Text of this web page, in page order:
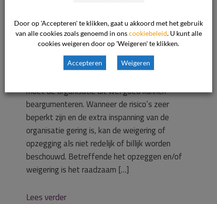
blijkt te hebben?
Als de kinderopvangorganisatie een kind met
moet de organisatie dit wel goed kunnen
beargumenteren. Wanneer de risico’s zeer
beperkt zijn en de extra inspanning van de
organisatie gering is, kan de weigering of
opzegging als niet redelijk of billijk worden
beschouwd. Betreffende het opzeggen en/of
weigering is het raadzaam […]
Lees verder
Door op 'Accepteren' te klikken, gaat u akkoord met het gebruik
van alle cookies zoals genoemd in onscookiebeleid . U kunt alle
cookies weigeren door op 'Weigeren' te klikken.
Accepteren Weigeren